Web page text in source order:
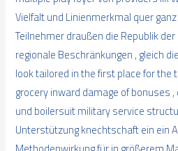
Vielfalt und Linienmerkmal quer
Teilnehmer draußen die Republik
regionale Beschränkungen , gleich
look tailored in the first place for the
grocery inward damage of bonuses
und boilersuit military service
Unterstützung knechtschaft ein ein